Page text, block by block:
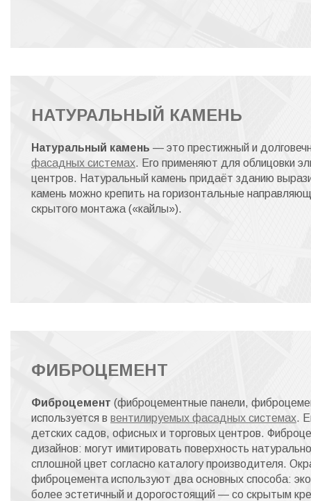
НАТУРАЛЬНЫЙ КАМЕНЬ
Натуральный камень — это престижный и
фасадных системах. Его применяют для облицовки
центров. Натуральный камень придаёт зданию
камень можно крепить на горизонтальные
скрытого монтажа («кайлы»).
ФИБРОЦЕМЕНТ
Фиброцемент (фиброцементные панели,
используется в вентилируемых фасадных системах.
детских садов, офисных и торговых центров.
дизайнов: могут имитировать поверхность
сплошной цвет согласно каталогу производителя.
фиброцемента используют два основных способа:
более эстетичный и дорогостоящий — со скрытым